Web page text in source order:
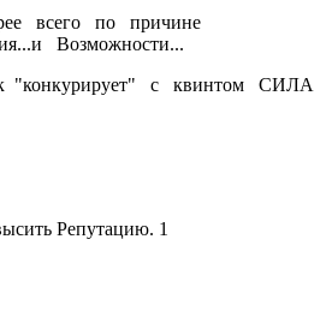
всего по причине
Возможности...
с квинтом СИЛА
1